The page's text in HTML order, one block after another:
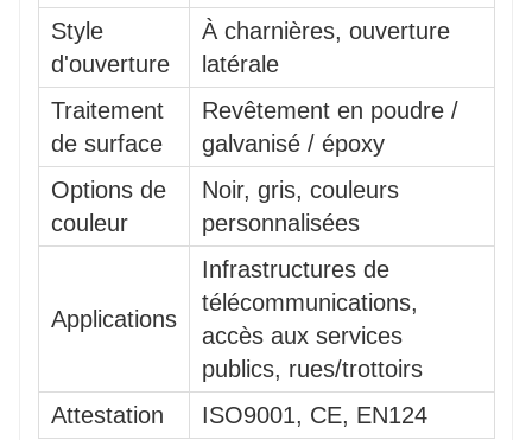
Style
d'ouverture
À charnières, ouverture
latérale
Traitement
de surface
Revêtement en poudre /
galvanisé / époxy
Options de
couleur
Noir, gris, couleurs
personnalisées
Applications
Infrastructures de
télécommunications,
accès aux services
publics, rues/trottoirs
Attestation
ISO9001, CE, EN124